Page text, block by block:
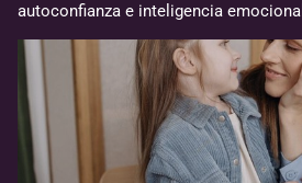
autoconfianza e inteligencia emocional